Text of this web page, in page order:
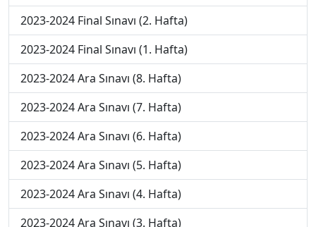
2023-2024 Final Sınavı (2. Hafta)
2023-2024 Final Sınavı (1. Hafta)
2023-2024 Ara Sınavı (8. Hafta)
2023-2024 Ara Sınavı (7. Hafta)
2023-2024 Ara Sınavı (6. Hafta)
2023-2024 Ara Sınavı (5. Hafta)
2023-2024 Ara Sınavı (4. Hafta)
2023-2024 Ara Sınavı (3. Hafta)